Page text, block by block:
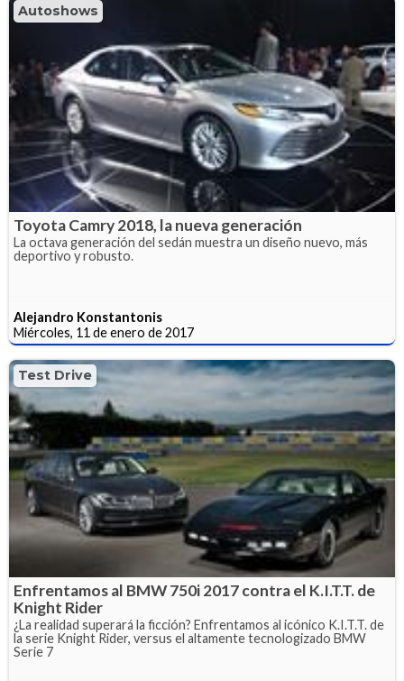
Autoshows
Toyota Camry 2018, la nueva generación
La octava generación del sedán muestra un diseño nuevo, más
deportivo y robusto.
Alejandro Konstantonis
Miércoles, 11 de enero de 2017
Test Drive
Enfrentamos al BMW 750i 2017 contra el K.I.T.T. de
Knight Rider
¿La realidad superará la ficción? Enfrentamos al icónico K.I.T.T. de
la serie Knight Rider, versus el altamente tecnologizado BMW
Serie 7